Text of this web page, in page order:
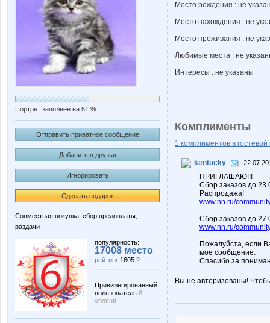
Портрет заполнен на 51 %
Отправить приватное сообщение
Добавить в друзья
Игнорировать
Сделать подарок
Совместная покупка: сбор предоплаты,
раздачи
популярность:
17008 место
рейтинг 1605 ?
Привилегированный
пользователь 6
уровня
Место рождения : не
Место нахождения : не
Место проживания : не
Любимые места : не
Интересы : не указаны
Комплименты
1 комплиментов в гостевой
kentucky
ПРИГЛАШАЮ!!!
Сбор заказов до
Распродажа!
www.nn.ru/
Сбор заказов до
www.nn.ru/
Пожалуйста, если
мое сообщение.
Спасибо за
Вы не авторизованы!